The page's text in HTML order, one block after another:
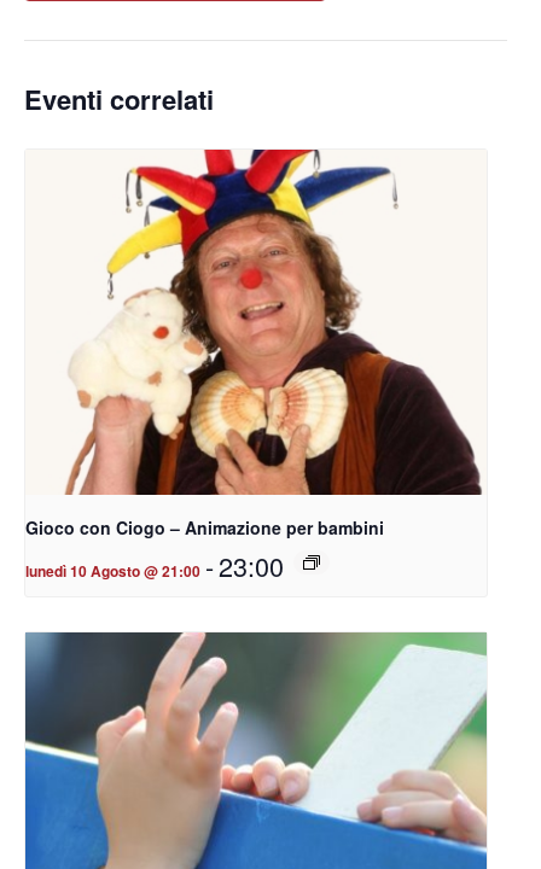
Eventi correlati
Gioco con Ciogo – Animazione per bambini
lunedì 10 Agosto @ 21:00 -23:00